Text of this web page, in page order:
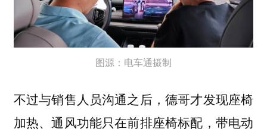
图源：电车通摄制
不过与销售人员沟通之后，德哥才发现座椅
加热、通风功能只在前排座椅标配，带电动